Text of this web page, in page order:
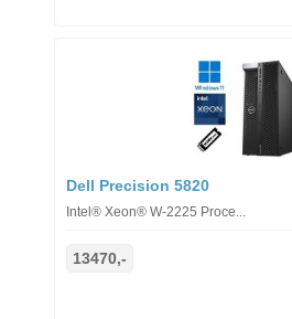
Dell Precision 5820
Intel® Xeon® W-2225 Proce...
13470,-